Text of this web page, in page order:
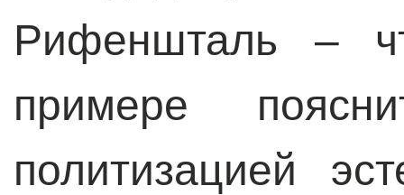
Рифеншталь –
примере
политизацией